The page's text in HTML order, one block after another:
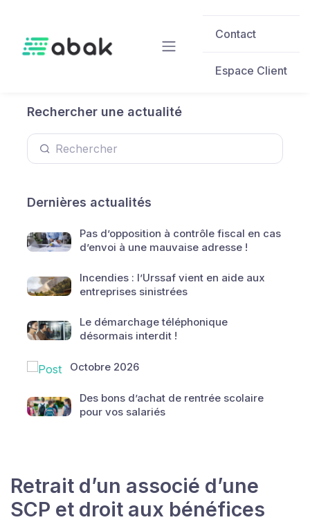
Contact
Espace Client
Rechercher une actualité
Dernières actualités
Pas d’opposition à contrôle fiscal en cas
d’envoi à une mauvaise adresse !
Incendies : l’Urssaf vient en aide aux
entreprises sinistrées
Le démarchage téléphonique
désormais interdit !
Octobre 2026
Des bons d’achat de rentrée scolaire
pour vos salariés
Retrait d’un associé d’une
SCP et droit aux bénéfices